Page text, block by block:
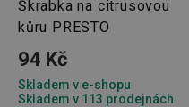
Škrabka na citrusovou
kůru PRESTO
94 Kč
Skladem v e-shopu
Skladem v 113 prodejnách